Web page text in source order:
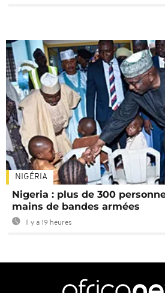
NIGÉRIA
Nigeria : plus de 300
mains de bandes armées
Il y a 19 heures